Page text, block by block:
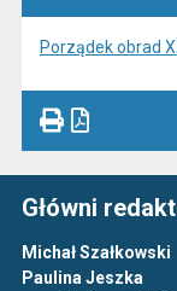
Porządek obrad
Główni
Michał Szałkowski
Paulina Jeszka